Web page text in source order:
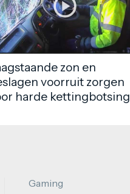
zon en
voorruit zorgen
harde kettingbotsing
Gaming